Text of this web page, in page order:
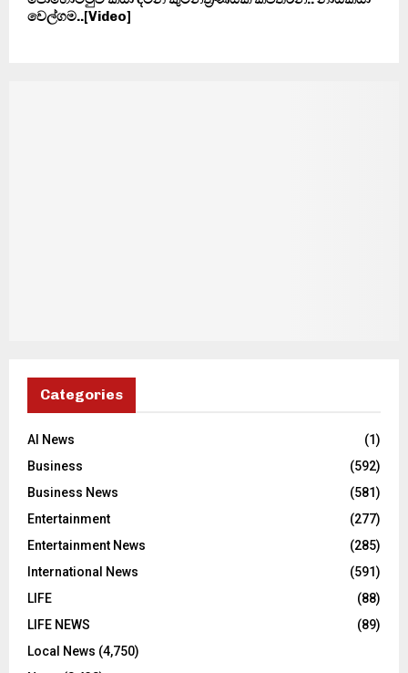
වෙල්ගම..[Video]
Categories
AI News
(1)
Business
(592)
Business News
(581)
Entertainment
(277)
Entertainment News
(285)
International News
(591)
LIFE
(88)
LIFE NEWS
(89)
Local News (4,750)